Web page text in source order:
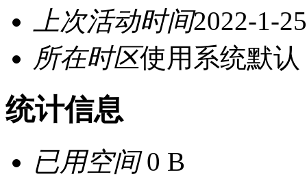
上次活动时间2022-1-
所在时区使用系统默认
统计信息
已用空间0 B